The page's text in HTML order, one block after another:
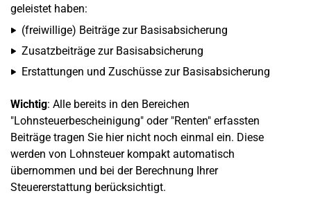
geleistet haben:
(freiwillige) Beiträge zur Basisabsicherung
Zusatzbeiträge zur Basisabsicherung
Erstattungen und Zuschüsse zur Basisabsicherung
Wichtig: Alle bereits in den Bereichen
"Lohnsteuerbescheinigung" oder "Renten" erfassten
Beiträge tragen Sie hier nicht noch einmal ein. Diese
werden von Lohnsteuer kompakt automatisch
übernommen und bei der Berechnung Ihrer
Steuererstattung berücksichtigt.